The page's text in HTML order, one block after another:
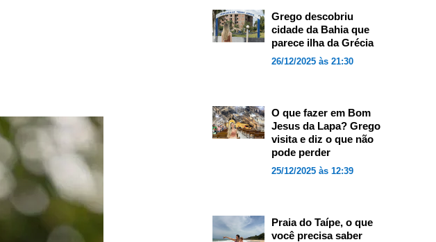
Grego descobriu
cidade da Bahia que
parece ilha da Grécia
26/12/2025 às 21:30
O que fazer em Bom
Jesus da Lapa? Grego
visita e diz o que não
pode perder
25/12/2025 às 12:39
Praia do Taípe, o que
você precisa saber